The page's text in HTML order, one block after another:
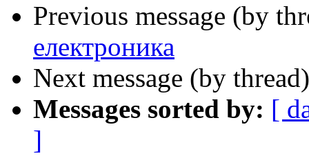
Previous message (by
електроника
Next message (by
Messages sorted by: [
]